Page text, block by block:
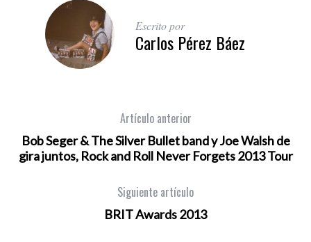
Escrito por
Carlos Pérez Báez
Artículo anterior
Bob Seger & The Silver Bullet band y Joe Walsh de
gira juntos, Rock and Roll Never Forgets 2013 Tour
Siguiente artículo
BRIT Awards 2013